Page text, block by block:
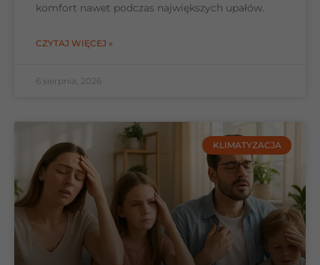
komfort nawet podczas największych upałów.
CZYTAJ WIĘCEJ »
6 sierpnia, 2026
KLIMATYZACJA